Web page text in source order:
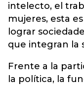
intelecto, el
mujeres, esta
lograr
que integran la
Frente a la
la política, la